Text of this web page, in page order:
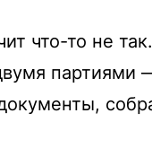
что-то не
партиями